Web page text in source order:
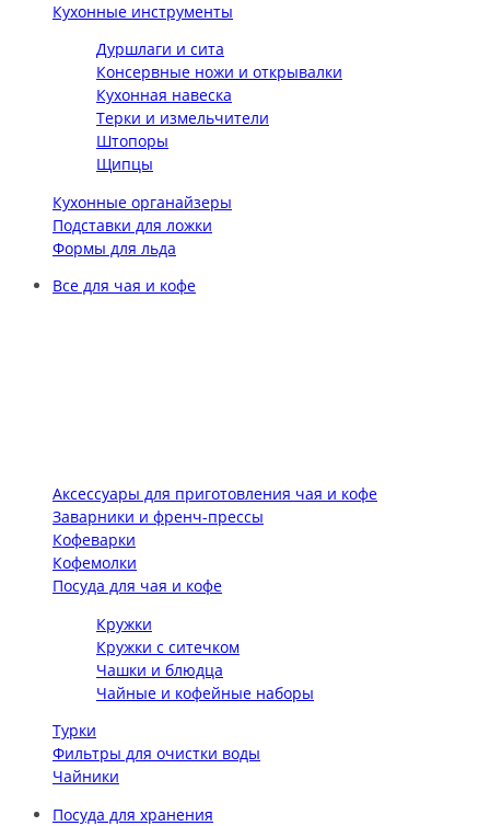
Кухонные инструменты
Дуршлаги и сита
Консервные ножи и открывалки
Кухонная навеска
Терки и измельчители
Штопоры
Щипцы
Кухонные органайзеры
Подставки для ложки
Формы для льда
Все для чая и кофе
Аксессуары для приготовления чая и кофе
Заварники и френч-прессы
Кофеварки
Кофемолки
Посуда для чая и кофе
Кружки
Кружки с ситечком
Чашки и блюдца
Чайные и кофейные наборы
Турки
Фильтры для очистки воды
Чайники
Посуда для хранения